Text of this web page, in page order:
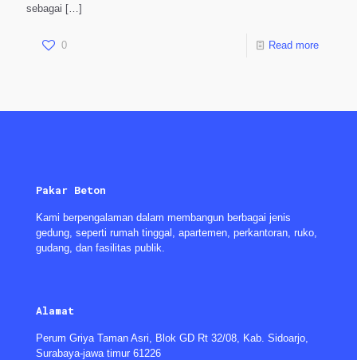
sebagai […]
0 Read more
Pakar Beton
Kami berpengalaman dalam membangun berbagai jenis
gedung, seperti rumah tinggal, apartemen, perkantoran, ruko,
gudang, dan fasilitas publik.
Alamat
Perum Griya Taman Asri, Blok GD Rt 32/08, Kab. Sidoarjo,
Surabaya-jawa timur 61226